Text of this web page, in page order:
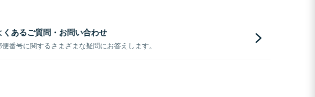
くあるご質問・お問い合わせ
便番号に関するさまざまな疑問にお答えします。